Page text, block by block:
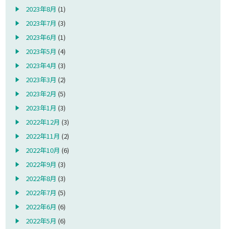
2023年8月 (1)
2023年7月 (3)
2023年6月 (1)
2023年5月 (4)
2023年4月 (3)
2023年3月 (2)
2023年2月 (5)
2023年1月 (3)
2022年12月 (3)
2022年11月 (2)
2022年10月 (6)
2022年9月 (3)
2022年8月 (3)
2022年7月 (5)
2022年6月 (6)
2022年5月 (6)